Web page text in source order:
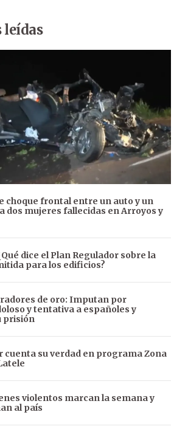
leídas
choque frontal entre un auto y un
dos mujeres fallecidas en Arroyos y
dice el Plan Regulador sobre la
para los edificios?
de oro: Imputan por
y tentativa a españoles y
prisión
cuenta su verdad en programa Zona
violentos marcan la semana y
al país